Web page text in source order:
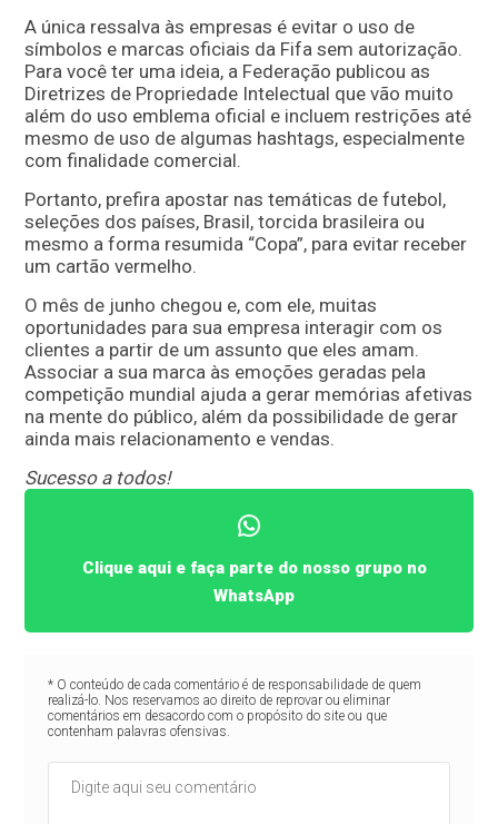
A única ressalva às empresas é evitar o uso de
símbolos e marcas oficiais da Fifa sem autorização.
Para você ter uma ideia, a Federação publicou as
Diretrizes de Propriedade Intelectual que vão muito
além do uso emblema oficial e incluem restrições até
mesmo de uso de algumas hashtags, especialmente
com finalidade comercial.
Portanto, prefira apostar nas temáticas de futebol,
seleções dos países, Brasil, torcida brasileira ou
mesmo a forma resumida “Copa”, para evitar receber
um cartão vermelho.
O mês de junho chegou e, com ele, muitas
oportunidades para sua empresa interagir com os
clientes a partir de um assunto que eles amam.
Associar a sua marca às emoções geradas pela
competição mundial ajuda a gerar memórias afetivas
na mente do público, além da possibilidade de gerar
ainda mais relacionamento e vendas.
Sucesso a todos!
Clique aqui e faça parte do nosso grupo no
WhatsApp
* O conteúdo de cada comentário é de responsabilidade de quem
realizá-lo. Nos reservamos ao direito de reprovar ou eliminar
comentários em desacordo com o propósito do site ou que
contenham palavras ofensivas.